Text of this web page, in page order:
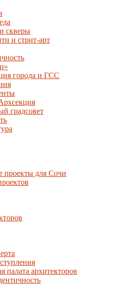
скверы
и стрит-арт
города и ГСС
градсовет
проекты для Сочи
палата архитекторов